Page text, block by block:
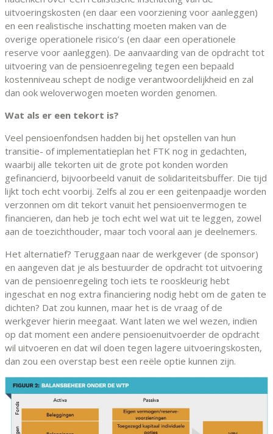
uitvoeringskosten (en daar een voorziening voor aanleggen)
en een realistische inschatting moeten maken van de
overige operationele risico’s (en daar een operationele
reserve voor aanleggen). De aanvaarding van de opdracht tot
uitvoering van de pensioenregeling tegen een bepaald
kostenniveau schept de nodige verantwoordelijkheid en zal
dan ook weloverwogen moeten worden genomen.
Wat als er een tekort is?
Veel pensioenfondsen hadden bij het opstellen van hun
transitie- of implementatieplan het FTK nog in gedachten,
waarbij alle tekorten uit de grote pot konden worden
gefinancierd, bijvoorbeeld vanuit de solidariteitsbuffer. Die tijd
lijkt toch echt voorbij. Zelfs al zou er een geitenpaadje worden
verzonnen om dit tekort vanuit het pensioenvermogen te
financieren, dan heb je toch echt wel wat uit te leggen, zowel
aan de toezichthouder, maar toch vooral aan je deelnemers.
Het alternatief? Teruggaan naar de werkgever (de sponsor)
en aangeven dat je als bestuurder de opdracht tot uitvoering
van de pensioenregeling toch iets te rooskleurig hebt
ingeschat en nog extra financiering nodig hebt om de gaten te
dichten? Dat zou kunnen, maar het is de vraag of de
werkgever hierin meegaat. Want laten we wel wezen, indien
op dat moment een andere pensioenuitvoerder de opdracht
wil uitvoeren en dat wil doen tegen lagere uitvoeringskosten,
dan zou een overstap best een reële optie kunnen zijn.